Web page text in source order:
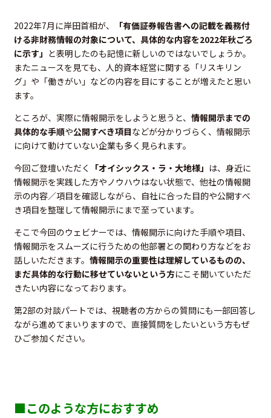
2022年7月に岸田首相が、
「有価証券報告書への記載を義務付
ける非財務情報の対象について、具体的な内容を2022年秋ごろ
に示す」 と表明したのも記憶に新しいのではないでしょうか。
またニュースを見ても、人的資本経営に関する「リスキリン
グ」や「働きがい」などの内容を目にすることが増えたと思い
ます。
ところが、実際に情報開示をしようと思うと、 情報開示までの
具体的な手順や公開すべき項目などが分かりづらく、情報開示
に向けて動けていない企業も多く見られます。
今回ご登壇いただく
「オイシックス・ラ・大地様」 は、身近に
情報開示を実践した方やノウハウはない状態で、他社の情報開
示の内容／項目を確認しながら、自社に合った目的や公開すべ
き項目を整理して情報開示にまで至っています。
そこで今回のウェビナーでは、情報開示に向けた手順や項目、
情報開示をスムーズに行うための他部署との関わり方などをお
話しいただきます。 情報開示の重要性は理解しているものの、
まだ具体的な行動に移せていないという方にこそ聞いていただ
きたい内容になっております。
第2部の対談パートでは、視聴者の方からの質問にも一部回答し
ながら進めてまいりますので、直接質問をしたいという方もぜ
ひご参加ください。
■このような方におすすめ